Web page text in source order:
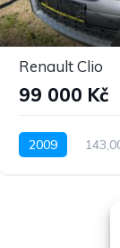
Renault Clio
99 000 Kč
2009